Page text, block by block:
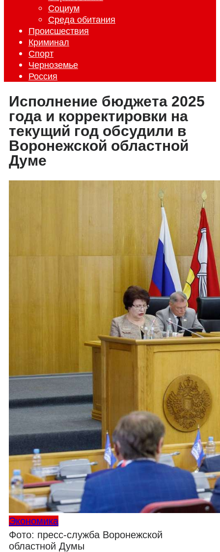
Социум
Среда обитания
Происшествия
Криминал
Спорт
Черноземье
Россия
Исполнение бюджета 2025
года и корректировки на
текущий год обсудили в
Воронежской областной
Думе
Экономика
Фото: пресс-служба Воронежской
областной Думы